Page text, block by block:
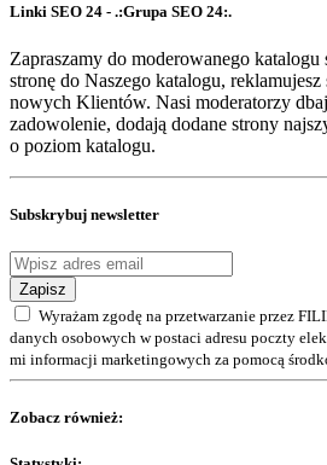
Linki SEO 24 - .:Grupa SEO 24:.
Zapraszamy do moderowanego
stronę do Naszego katalogu,
nowych Klientów. Nasi moderatorzy
zadowolenie, dodają dodane strony
o poziom katalogu.
Subskrybuj newsletter
Zapisz
Wyrażam zgodę na przetwarzanie przez
danych osobowych w postaci adresu poczty
mi informacji marketingowych za pomocą
Zobacz również: